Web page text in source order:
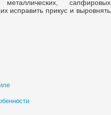
сапфировых
исправить прикус и выровнять